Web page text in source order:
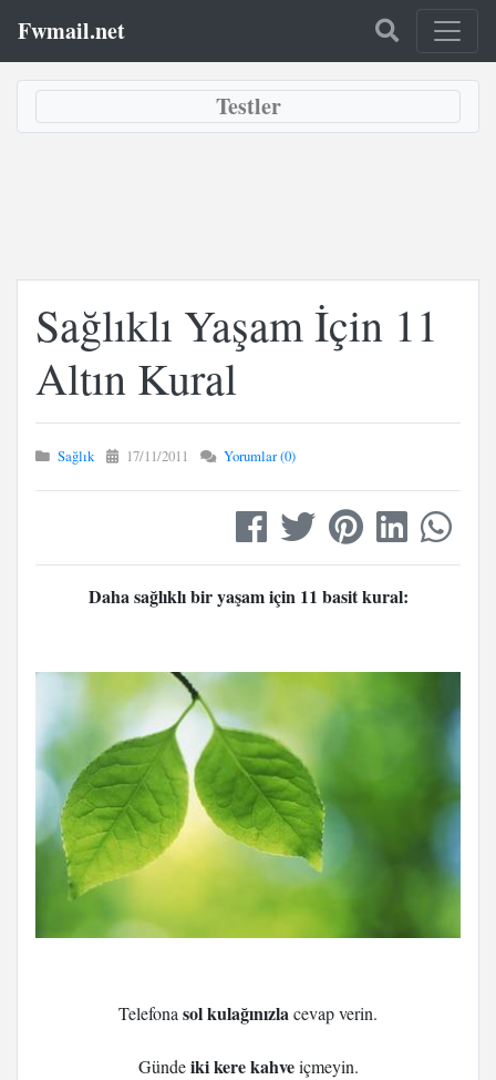
Fwmail.net
Testler
Sağlıklı Yaşam İçin 11
Altın Kural
Sağlık 17/11/2011 Yorumlar (0)
Daha sağlıklı bir yaşam için 11 basit kural:
Telefona sol kulağınızlacevap verin.
Gündeiki kere kahveiçmeyin.